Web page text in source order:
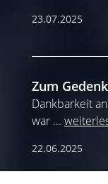
23.07.2025
Zum
Dankbarkeit
war ...
22.06.2025